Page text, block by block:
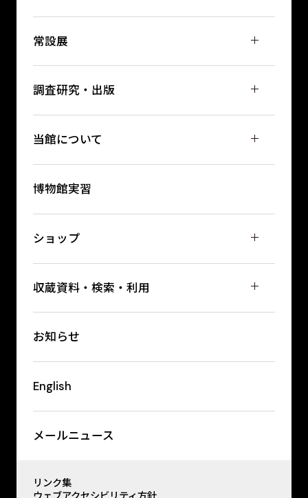
常設展
調査研究・出版
当館について
博物館実習
ショップ
収蔵資料・検索・利用
お知らせ
English
メールニュース
リンク集